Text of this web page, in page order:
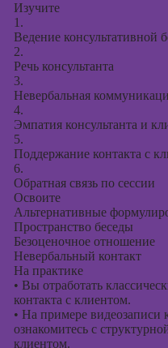
Изучите
1.
Ведение консультативной
2.
Речь консультанта
3.
Невербальная
4.
Эмпатия консультанта и
5.
Поддержание контакта с
6.
Обратная связь по сессии
Освоите
Альтернативные
Пространство беседы
Безоценочное отношение
Невербальный контакт
На практике
• Вы отработать
контакта с клиентом.
• На примере видеозаписи
ознакомитесь с
клиентом.